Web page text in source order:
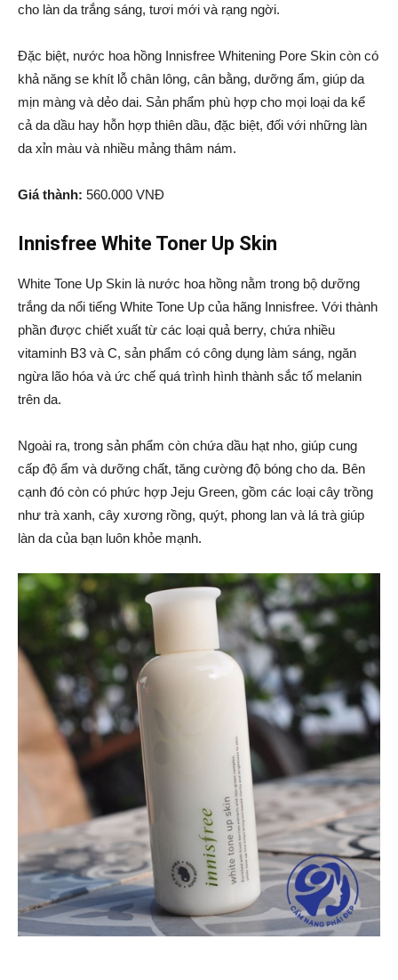
cho làn da trắng sáng, tươi mới và rạng ngời.
Đặc biệt, nước hoa hồng Innisfree Whitening Pore Skin còn có
khả năng se khít lỗ chân lông, cân bằng, dưỡng ẩm, giúp da
mịn màng và dẻo dai. Sản phẩm phù hợp cho mọi loại da kể
cả da dầu hay hỗn hợp thiên dầu, đặc biệt, đối với những làn
da xỉn màu và nhiều mảng thâm nám.
Giá thành: 560.000 VNĐ
Innisfree White Toner Up Skin
White Tone Up Skin là nước hoa hồng nằm trong bộ dưỡng
trắng da nổi tiếng White Tone Up của hãng Innisfree. Với thành
phần được chiết xuất từ các loại quả berry, chứa nhiều
vitaminh B3 và C, sản phẩm có công dụng làm sáng, ngăn
ngừa lão hóa và ức chế quá trình hình thành sắc tố melanin
trên da.
Ngoài ra, trong sản phẩm còn chứa dầu hạt nho, giúp cung
cấp độ ẩm và dưỡng chất, tăng cường độ bóng cho da. Bên
cạnh đó còn có phức hợp Jeju Green, gồm các loại cây trồng
như trà xanh, cây xương rồng, quýt, phong lan và lá trà giúp
làn da của bạn luôn khỏe mạnh.